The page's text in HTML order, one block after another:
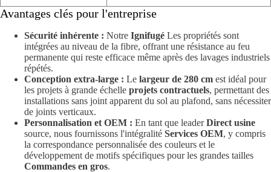
Avantages clés pour l'entreprise
Sécurité inhérente : Notre Ignifugé Les propriétés sont
intégrées au niveau de la fibre, offrant une résistance au feu
permanente qui reste efficace même après des lavages industriels
répétés.
Conception extra-large : Le largeur de 280 cm est idéal pour
les projets à grande échelle projets contractuels, permettant des
installations sans joint apparent du sol au plafond, sans nécessiter
de joints verticaux.
Personnalisation et OEM : En tant que leaderDirect usine
source, nous fournissons l'intégralité Services OEM, y compris
la correspondance personnalisée des couleurs et le
développement de motifs spécifiques pour les grandes tailles
Commandes en gros.